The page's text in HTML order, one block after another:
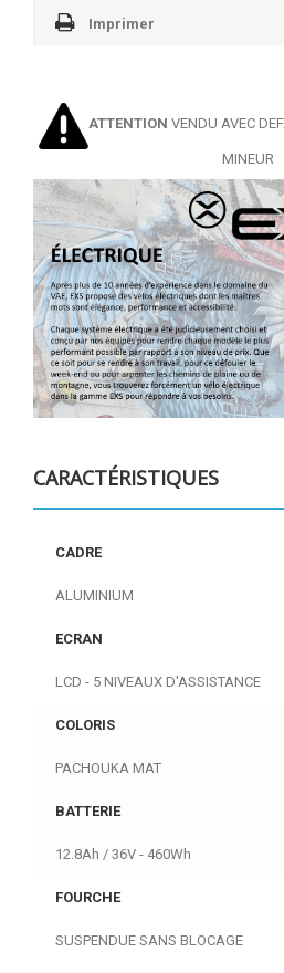
Imprimer
ATTENTION VENDU AVEC
MINEUR
CARACTÉRISTIQUES
CADRE
ALUMINIUM
ECRAN
LCD - 5 NIVEAUX D'ASSISTANCE
COLORIS
PACHOUKA MAT
BATTERIE
12.8Ah / 36V - 460Wh
FOURCHE
SUSPENDUE SANS BLOCAGE